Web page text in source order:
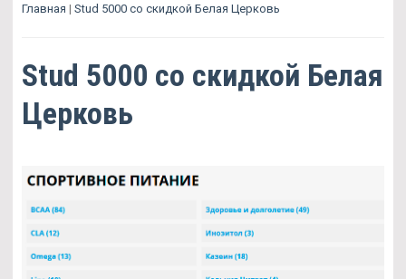
Главная | Stud 5000 со скидкой Белая Церковь
Stud 5000 со скидкой Белая
Церковь